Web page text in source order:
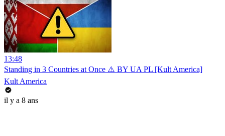
13:48
Standing in 3 Countries at Once ⚠️ BY UA PL [Kult America]
Kult America
il y a 8 ans